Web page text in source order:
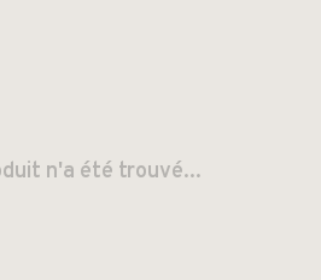
n'a été trouvé...